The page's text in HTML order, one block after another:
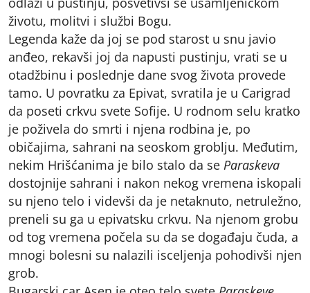
životu, molitvi i službi Bogu.
Legenda kaže da joj se pod starost u snu javio
anđeo, rekavši joj da napusti pustinju, vrati se u
otadžbinu i poslednje dane svog života provede
tamo. U povratku za Epivat, svratila je u Carigrad
da poseti crkvu svete Sofije. U rodnom selu kratko
je poživela do smrti i njena rodbina je, po
običajima, sahrani na seoskom groblju. Međutim,
nekim Hrišćanima je bilo stalo da se Paraskeva
dostojnije sahrani i nakon nekog vremena iskopali
su njeno telo i videvši da je netaknuto, netruležno,
preneli su ga u epivatsku crkvu. Na njenom grobu
od tog vremena počela su da se događaju čuda, a
mnogi bolesni su nalazili isceljenja pohodivši njen
grob.